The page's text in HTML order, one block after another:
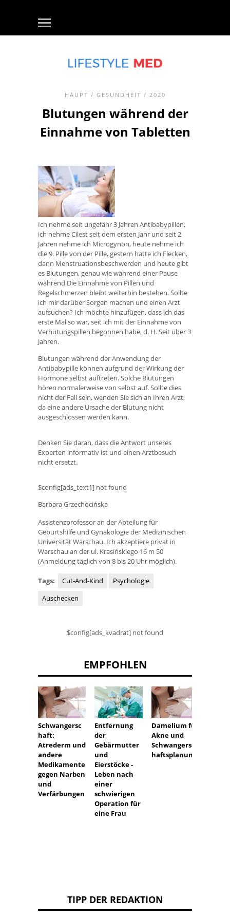
HAUPT / GESUNDHEIT / 2020
Blutungen während der
Einnahme von Tabletten
Ich nehme seit ungefähr 3 Jahren Antibabypillen,
ich nehme Cilest seit dem ersten Jahr und seit 2
Jahren nehme ich Microgynon, heute nehme ich
die 9. Pille von der Pille, gestern hatte ich Flecken,
dann Menstruationsbeschwerden und heute gibt
es Blutungen, genau wie während einer Pause
während Die Einnahme von Pillen und
Regelschmerzen bleibt weiterhin bestehen. Sollte
ich mir darüber Sorgen machen und einen Arzt
aufsuchen? Ich möchte hinzufügen, dass ich das
erste Mal so war, seit ich mit der Einnahme von
Verhütungspillen begonnen habe, d. H. Seit über 3
Jahren.
Blutungen während der Anwendung der
Antibabypille können aufgrund der Wirkung der
Hormone selbst auftreten. Solche Blutungen
hören normalerweise von selbst auf. Sollte dies
nicht der Fall sein, wenden Sie sich an Ihren Arzt,
da eine andere Ursache der Blutung nicht
ausgeschlossen werden kann.
Denken Sie daran, dass die Antwort unseres
Experten informativ ist und einen Arztbesuch
nicht ersetzt.
$config[ads_text1] not found
Barbara Grzechocińska
Assistenzprofessor an der Abteilung für
Geburtshilfe und Gynäkologie der Medizinischen
Universität Warschau. Ich akzeptiere privat in
Warschau an der ul. Krasińskiego 16 m 50
(Anmeldung täglich von 8 bis 20 Uhr möglich).
Tags: Cut-And-Kind
Psychologie
Auschecken
$config[ads_kvadrat] not found
EMPFOHLEN
Schwangersc
haft:
Atrederm und
andere
Medikamente
gegen Narben
und
Verfärbungen
Entfernung
der
Gebärmutter
und
Eierstöcke -
Leben nach
einer
schwierigen
Operation für
eine Frau
Damelium für
Akne und
Schwangersc
haftsplanung
TIPP DER REDAKTION